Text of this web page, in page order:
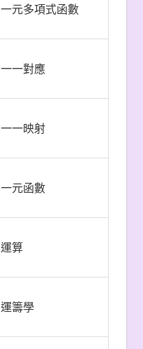
一元多項式函數
一一對應
一一映射
一元函數
運算
運籌學